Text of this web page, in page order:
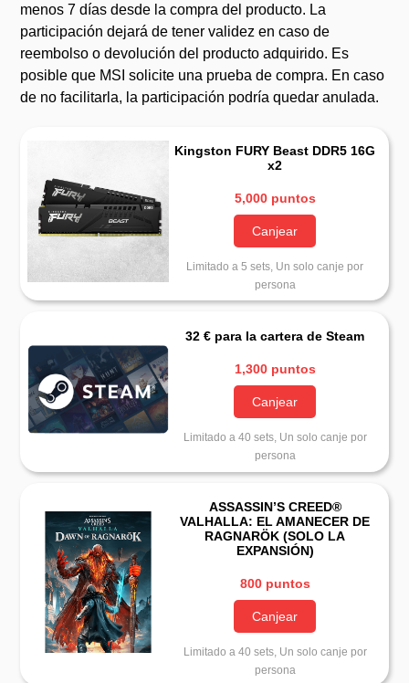
menos 7 días desde la compra del producto. La
participación dejará de tener validez en caso de
reembolso o devolución del producto adquirido. Es
posible que MSI solicite una prueba de compra. En caso
de no facilitarla, la participación podría quedar anulada.
Kingston FURY Beast DDR5 16G
x2
5,000 puntos
Canjear
Limitado a 5 sets, Un solo canje por
persona
32 € para la cartera de Steam
1,300 puntos
Canjear
Limitado a 40 sets, Un solo canje por
persona
ASSASSIN’S CREED®
VALHALLA: EL AMANECER DE
RAGNARÖK (SOLO LA
EXPANSIÓN)
800 puntos
Canjear
Limitado a 40 sets, Un solo canje por
persona